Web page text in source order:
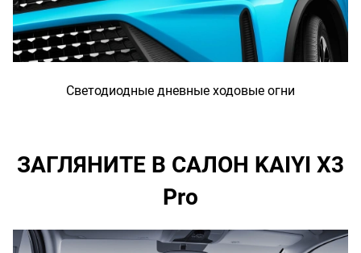
Светодиодные дневные ходовые огни
ЗАГЛЯНИТЕ В САЛОН KAIYI X3
Pro